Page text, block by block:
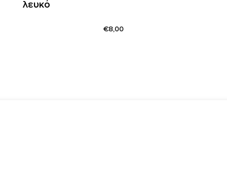
λευκό
€8,00